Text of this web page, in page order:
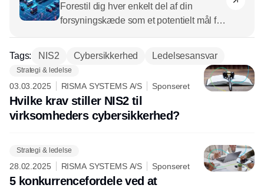
Forestil dig hver enkelt del af din
forsyningskæde som et potentielt mål for
Og det er ikke bare tom snak –
cyberangreb på forsyningskæder er
firedoblet siden 2020.
Tags: NIS2 Cybersikkerhed Ledelsesansvar
Strategi & ledelse
03.03.2025 RISMA SYSTEMS A/S Sponseret
Hvilke krav stiller NIS2 til
virksomheders cybersikkerhed?
Strategi & ledelse
28.02.2025 RISMA SYSTEMS A/S Sponseret
5 konkurrencefordele ved at